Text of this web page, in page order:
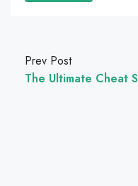
Prev Post
The Ultimate Cheat